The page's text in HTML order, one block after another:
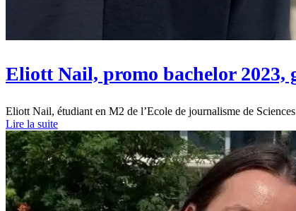
Eliott Nail, promo bachelor 2023,
Eliott Nail, étudiant en M2 de l’Ecole de journalisme de
Lire la suite